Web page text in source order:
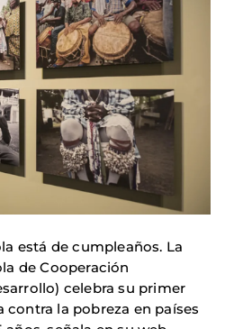
está de cumpleaños. La
de Cooperación
celebra su primer
la pobreza en países